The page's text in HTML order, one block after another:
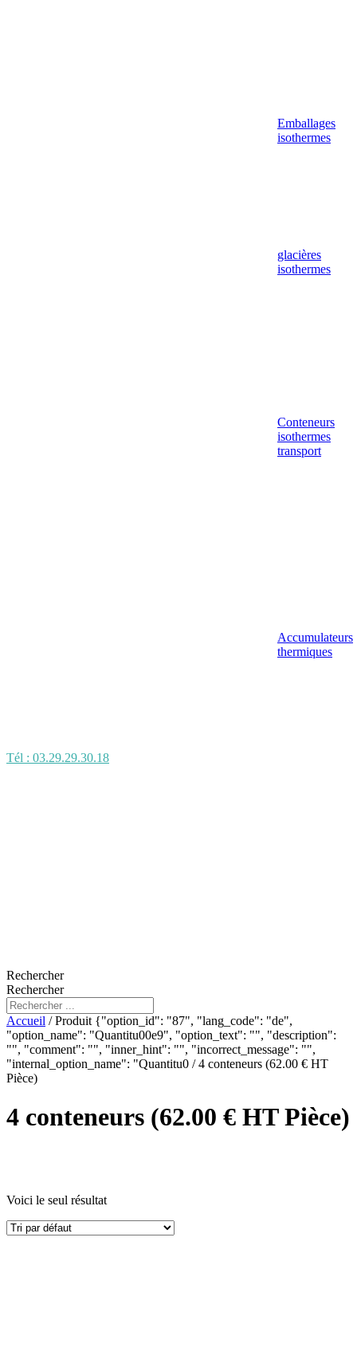
Emballages
isothermes
glacières
isothermes
Conteneurs
isothermes
transport
Accumulateurs
thermiques
Tél : 03.29.29.30.18
Rechercher
Rechercher
Accueil / Produit {"option_id": "87", "lang_code": "de",
"option_name": "Quantitu00e9", "option_text": "", "description":
"", "comment": "", "inner_hint": "", "incorrect_message": "",
"internal_option_name": "Quantitu0 / 4 conteneurs (62.00 € HT
Pièce)
4 conteneurs (62.00 € HT Pièce)
Voici le seul résultat